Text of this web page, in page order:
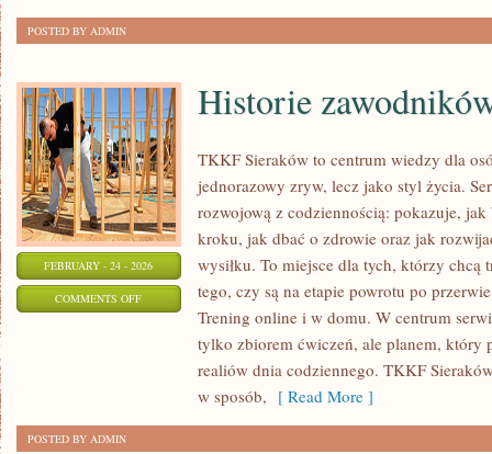
POSTED BY ADMIN
FEBRUARY - 24 - 2026
COMMENTS OFFON
ZAWODNIKÓW
TRENERÓW
Historie
TKKF Sieraków to centrum wiedzy dla
jednorazowy zryw, lecz jako styl życia.
rozwojową z codziennością: pokazuje,
kroku, jak dbać o zdrowie oraz jak
wysiłku. To miejsce dla tych, którzy chcą
tego, czy są na etapie powrotu po
Trening online i w domu. W centrum
tylko zbiorem ćwiczeń, ale planem, który
realiów dnia codziennego. TKKF
w sposób, [ Read More ]
POSTED BY ADMIN